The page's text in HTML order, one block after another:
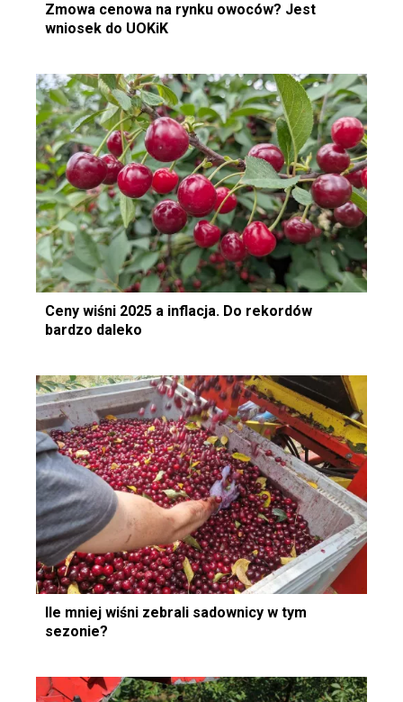
Zmowa cenowa na rynku owoców? Jest
wniosek do UOKiK
Ceny wiśni 2025 a inflacja. Do rekordów
bardzo daleko
Ile mniej wiśni zebrali sadownicy w tym
sezonie?